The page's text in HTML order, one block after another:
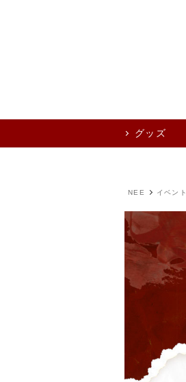
グッズ
NEE イベント